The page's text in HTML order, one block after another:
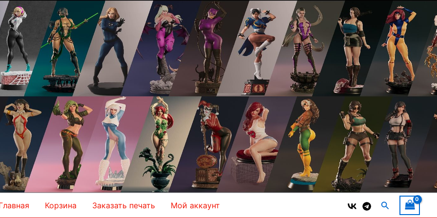
Корзина Заказать печать Мой аккаунт Поиск